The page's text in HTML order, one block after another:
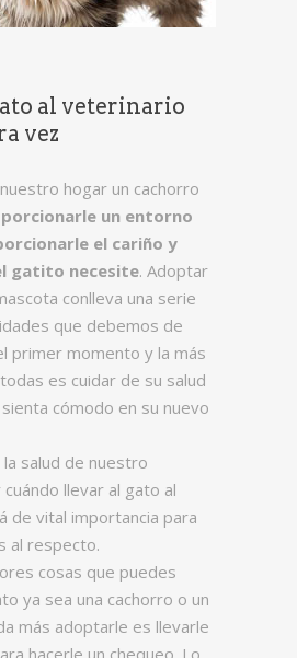
al veterinario
vez
hogar un cachorro
un entorno
el cariño y
gatito necesite. Adoptar
conlleva una serie
que debemos de
primer momento y la más
es cuidar de su salud
cómodo en su nuevo
la salud de nuestro
llevar al gato al
de vital importancia para
al respecto.
cosas que puedes
ya sea una cachorro o un
más adoptarle es llevarle